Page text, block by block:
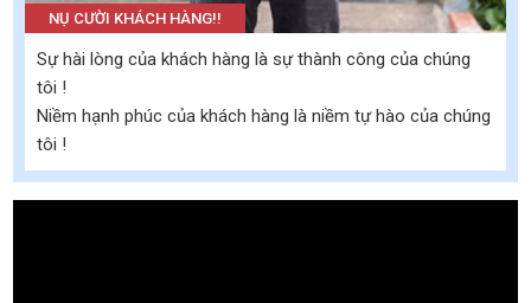
NỤ CƯỜI KHÁCH HÀNG!!
Sự hài lòng của khách hàng là sự thành công của chúng
tôi !
Niềm hạnh phúc của khách hàng là niềm tự hào của chúng
tôi !